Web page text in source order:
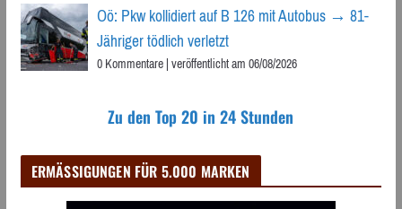
Oö: Pkw kollidiert auf B 126 mit Autobus → 81-
Jähriger tödlich verletzt
0 Kommentare|veröffentlicht am 06/08/2026
Zu den Top 20 in 24 Stunden
ERMÄSSIGUNGEN FÜR 5.000 MARKEN